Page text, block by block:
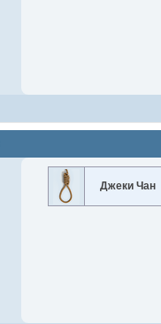
Джеки Чан